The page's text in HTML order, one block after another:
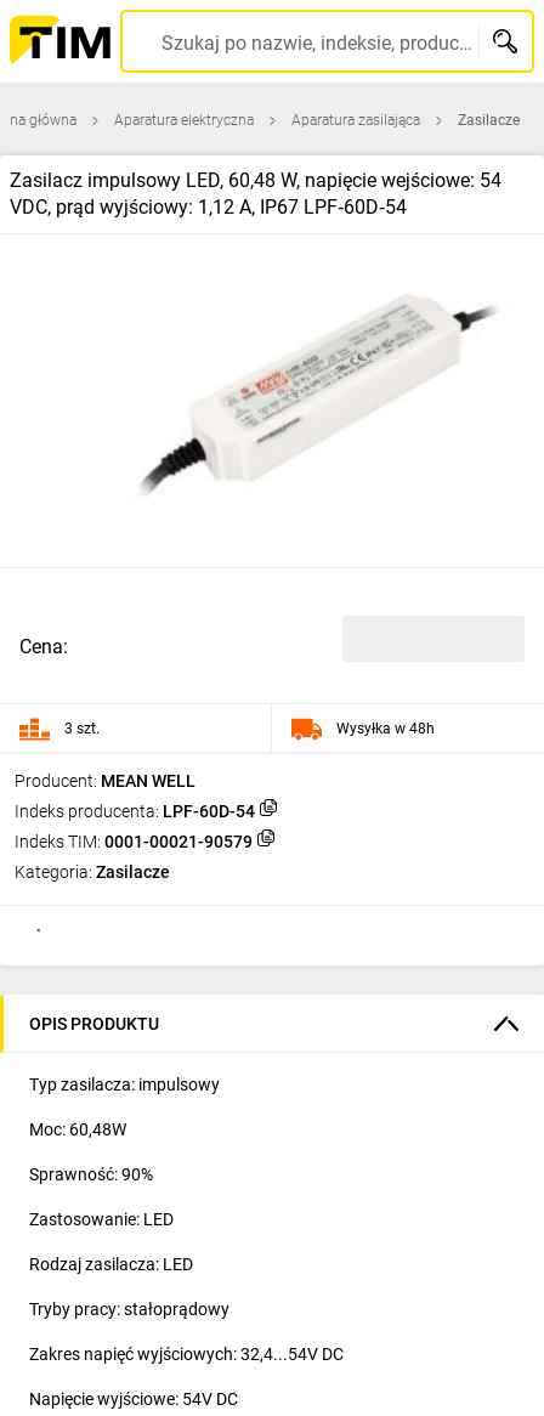
Szukaj po nazwie, indeksie, producencie, kodzie kreskowym...
główna Aparatura elektryczna Aparatura zasilająca Zasilacze
Zasilacz impulsowy LED, 60,48 W, napięcie wejściowe: 54
VDC, prąd wyjściowy: 1,12 A, IP67 LPF‑60D‑54
Producent: MEAN WELL
Indeks producenta: LPF-60D-54
Indeks TIM: 0001-00021-90579
Kategoria: Zasilacze
Cena:
3 szt. Wysyłka w 48h
OPIS PRODUKTU
Typ zasilacza: impulsowy
Moc: 60,48W
Sprawność: 90%
Zastosowanie: LED
Rodzaj zasilacza: LED
Tryby pracy: stałoprądowy
Zakres napięć wyjściowych: 32,4...54V DC
Napięcie wyjściowe: 54V DC